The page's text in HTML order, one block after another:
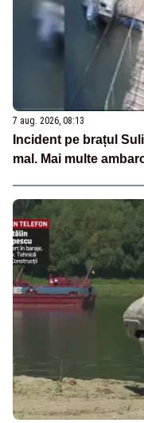
7 aug. 2026, 08:13
Incident pe brațul
mal. Mai multe